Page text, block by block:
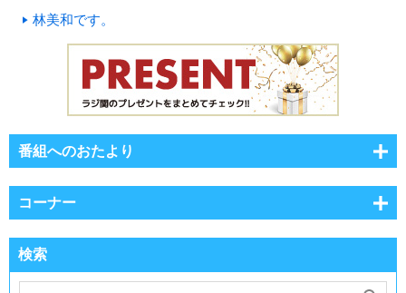
林美和です。
番組へのおたより
コーナー
検索